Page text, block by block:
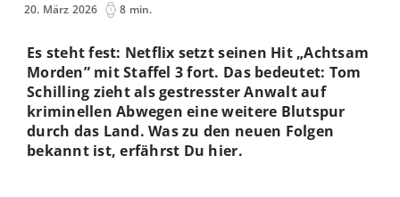
20. März 2026 8 min.
Es steht fest: Netflix setzt seinen Hit „Achtsam
Morden” mit Staffel 3 fort. Das bedeutet: Tom
Schilling zieht als gestresster Anwalt auf
kriminellen Abwegen eine weitere Blutspur
durch das Land. Was zu den neuen Folgen
bekannt ist, erfährst Du hier.